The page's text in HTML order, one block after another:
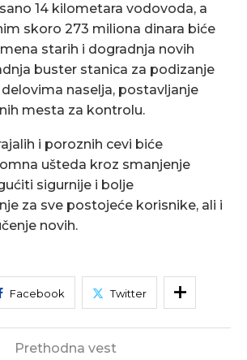
14 kilometara vodovoda, a
skoro 273 miliona dinara biće
starih i dogradnja novih
buster stanica za podizanje
naselja, postavljanje
mesta za kontrolu.
i poroznih cevi biće
ušteda kroz smanjenje
sigurnije i bolje
za sve postojeće korisnike, ali i
novih.
Facebook Twitter
Prethodna vest